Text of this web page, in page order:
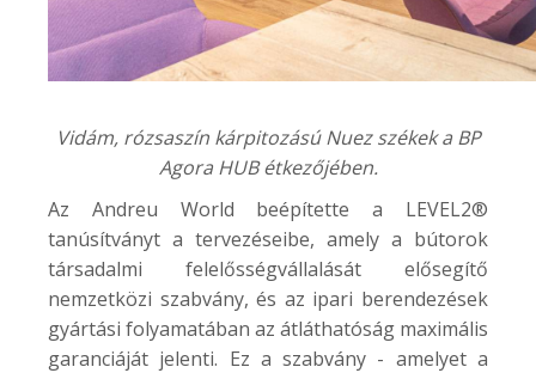
Vidám, rózsaszín kárpitozású Nuez székek a BP
Agora HUBétkezőjében.
Az Andreu World beépítette a LEVEL2®
tanúsítványt a tervezéseibe, amely a bútorok
társadalmi felelősségvállalását elősegítő
nemzetközi szabvány, és az ipari berendezések
gyártási folyamatában az átláthatóság maximális
garanciáját jelenti. Ez a szabvány - amelyet a